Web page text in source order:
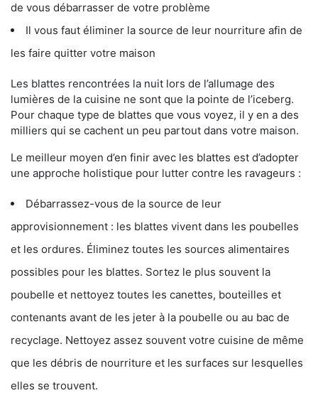
de vous débarrasser de votre problème
Il vous faut éliminer la source de leur nourriture afin de
les faire quitter votre maison
Les blattes rencontrées la nuit lors de l’allumage des
lumières de la cuisine ne sont que la pointe de l’iceberg.
Pour chaque type de blattes que vous voyez, il y en a des
milliers qui se cachent un peu partout dans votre maison.
Le meilleur moyen d’en finir avec les blattes est d’adopter
une approche holistique pour lutter contre les ravageurs :
Débarrassez-vous de la source de leur
approvisionnement : les blattes vivent dans les poubelles
et les ordures. Éliminez toutes les sources alimentaires
possibles pour les blattes. Sortez le plus souvent la
poubelle et nettoyez toutes les canettes, bouteilles et
contenants avant de les jeter à la poubelle ou au bac de
recyclage. Nettoyez assez souvent votre cuisine de même
que les débris de nourriture et les surfaces sur lesquelles
elles se trouvent.